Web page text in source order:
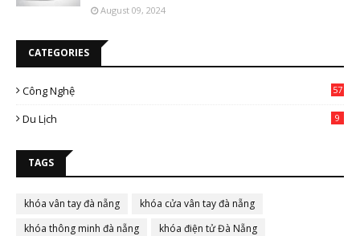
August 09, 2024
CATEGORIES
Công Nghệ 57
Du Lịch 9
TAGS
khóa vân tay đà nẵng
khóa cửa vân tay đà nẵng
khóa thông minh đà nẵng
khóa điện tử Đà Nẵng